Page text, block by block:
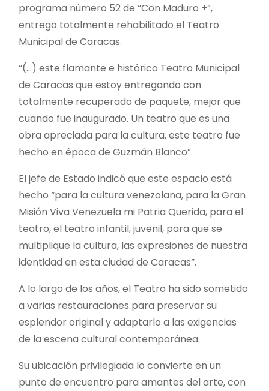
programa número 52 de “Con Maduro +”,
entrego totalmente rehabilitado el Teatro
Municipal de Caracas.
“(…) este flamante e histórico Teatro Municipal
de Caracas que estoy entregando con
totalmente recuperado de paquete, mejor que
cuando fue inaugurado. Un teatro que es una
obra apreciada para la cultura, este teatro fue
hecho en época de Guzmán Blanco”.
El jefe de Estado indicó que este espacio está
hecho “para la cultura venezolana, para la Gran
Misión Viva Venezuela mi Patria Querida, para el
teatro, el teatro infantil, juvenil, para que se
multiplique la cultura, las expresiones de nuestra
identidad en esta ciudad de Caracas”.
A lo largo de los años, el Teatro ha sido sometido
a varias restauraciones para preservar su
esplendor original y adaptarlo a las exigencias
de la escena cultural contemporánea.
Su ubicación privilegiada lo convierte en un
punto de encuentro para amantes del arte, con